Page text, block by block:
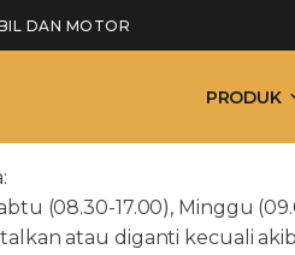
DAN MOTOR
PRODUK
(08.30-17.00), Minggu
atau diganti kecuali